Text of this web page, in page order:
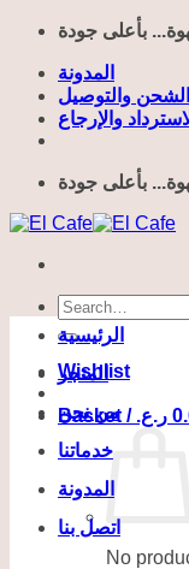
Skip
content
بأعلى جودة
المدونة
والتوصيل
والإرجاع
بأعلى جودة
Search
for:
Wishlist
Basket / ر.ع.
No
الرئيسية
المتجر
من نحن
خدماتنا
المدونة
اتصل بنا